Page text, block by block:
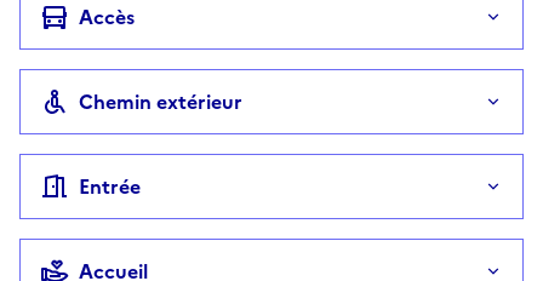
Accès
Chemin extérieur
Entrée
Accueil